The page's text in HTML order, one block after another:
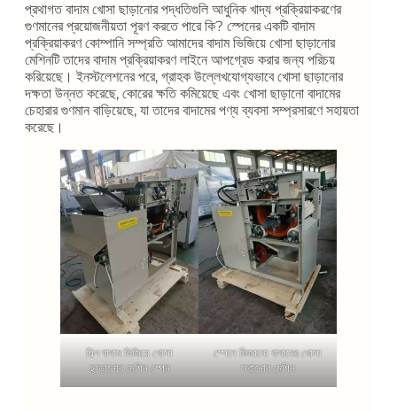
প্রথাগত বাদাম খোসা ছাড়ানোর পদ্ধতিগুলি আধুনিক খাদ্য প্রক্রিয়াকরণের
গুণমানের প্রয়োজনীয়তা পূরণ করতে পারে কি? স্পেনের একটি বাদাম
প্রক্রিয়াকরণ কোম্পানি সম্প্রতি আমাদের বাদাম ভিজিয়ে খোসা ছাড়ানোর
মেশিনটি তাদের বাদাম প্রক্রিয়াকরণ লাইনে আপগ্রেড করার জন্য পরিচয়
করিয়েছে। ইনস্টলেশনের পরে, গ্রাহক উল্লেখযোগ্যভাবে খোসা ছাড়ানোর
দক্ষতা উন্নত করেছে, কোরের ক্ষতি কমিয়েছে এবং খোসা ছাড়ানো বাদামের
চেহারার গুণমান বাড়িয়েছে, যা তাদের বাদামের পণ্য ব্যবসা সম্প্রসারণে সহায়তা
করেছে।
শিল্প বাদাম ভিজিয়ে খোসা
ছাড়ানোর মেশিন স্পেন
স্পেনে ভিজানো বাদামের খোসা
সরানোর মেশিন